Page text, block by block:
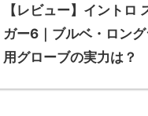
【レビュー】イントロ
ガー6｜ブルベ・ロン
用グローブの実力は？